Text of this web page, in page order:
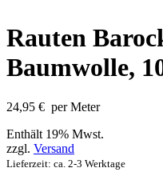
Rauten
Baumwolle,
24,95 € per Meter
Enthält 19% Mwst.
zzgl. Versand
Lieferzeit: ca. 2-3 Werktage